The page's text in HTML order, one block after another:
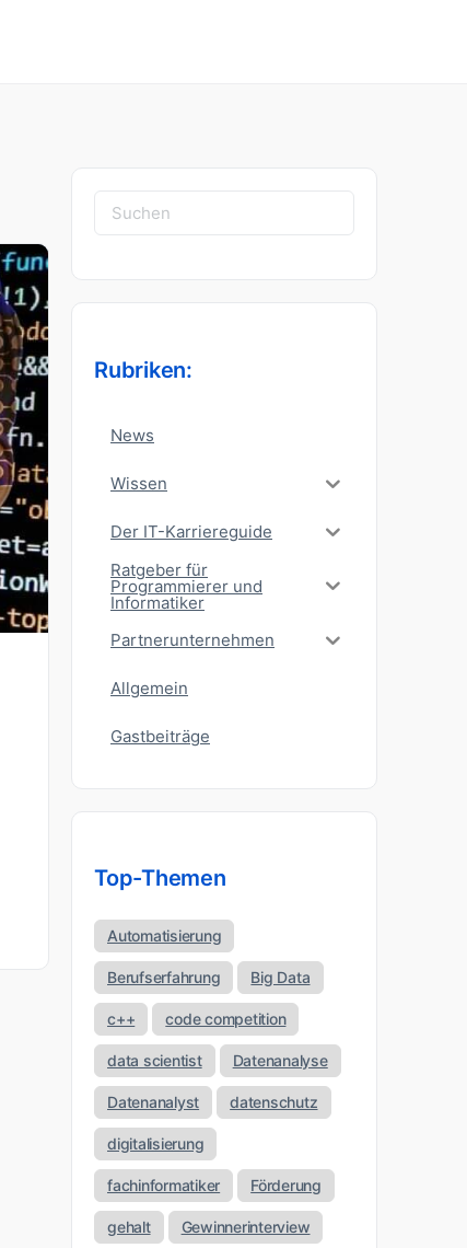
Suchen
nach:
Rubriken:
News
Wissen
Der IT-Karriereguide
Ratgeber für
Programmierer und
Informatiker
Partnerunternehmen
Allgemein
Gastbeiträge
Top-Themen
Automatisierung
Berufserfahrung Big Data
c++ code competition
data scientist Datenanalyse
Datenanalyst datenschutz
digitalisierung
fachinformatiker Förderung
gehalt Gewinnerinterview